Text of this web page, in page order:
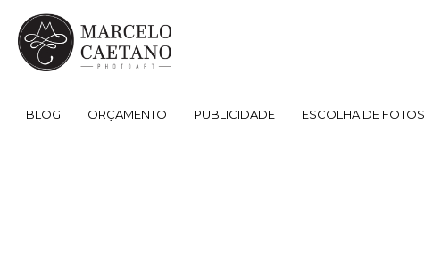
BLOG ORÇAMENTO PUBLICIDADE ESCOLHA DE FOTOS